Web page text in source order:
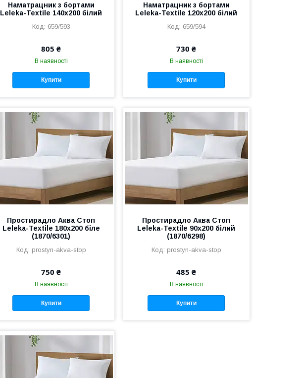
Наматрацник з бортами
Leleka-Textile 140х200 білий
659/593
805 ₴
В наявності
Купити
Наматрацник з бортами
Leleka-Textile 120х200 білий
659/594
730 ₴
В наявності
Купити
Простирадло Аква Стоп
Leleka-Textile 180х200 біле
(1870/6301)
prostyn-akva-stop
750 ₴
В наявності
Купити
Простирадло Аква Стоп
Leleka-Textile 90х200 білий
(1870/6298)
prostyn-akva-stop
485 ₴
В наявності
Купити